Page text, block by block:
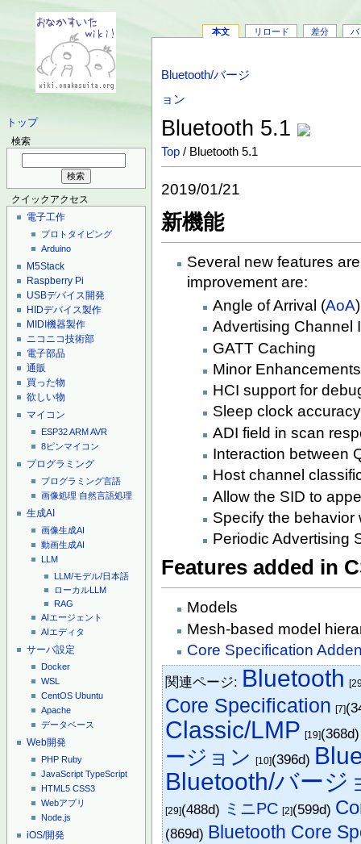
トップ
検索
クイックアクセス
電子工作
プロトタイピング
Arduino
M5Stack
Raspberry Pi
USBデバイス開発
HIDデバイス製作
MIDI機器製作
ニコニコ技術部
電子部品
通販
買った物
欲しい物
マイコン
ESP32ARMAVR
8ピンマイコン
プログラミング
プログラミング言語
画像処理 自然言語処理
生成AI
画像生成AI
動画生成AI
LLM
LLM/モデル/日本語
ローカルLLM
RAG
AIエージェント
AIエディタ
サーバ設定
Docker
WSL
CentOS Ubuntu
Apache
データベース
Web開発
PHP Ruby
JavaScript TypeScript
HTML5 CSS3
Webアプリ
Node.js
iOS/開発
本文 リロード 差分 バ
Bluetooth/バージ
ョン
Bluetooth 5.1
Top / Bluetooth 5.1
2019/01/21
新機能
Several new features
improvement are:
Angle of Arrival (AoA
Advertising Channel
GATT Caching
Minor
HCI support for
Sleep clock
ADI field in scan
Interaction between
Host channel
Allow the SID to
Specify the behavior
Periodic Advertising
Features added in
Models
Mesh-based model
Core Specification
関連ページ: Bluetooth
Core Specification [7]
Classic/LMP [19]
ージョン [10](396d)
Bluetooth/バージ
[29](488d) ミニPC [2](599d)
(869d) Bluetooth Core